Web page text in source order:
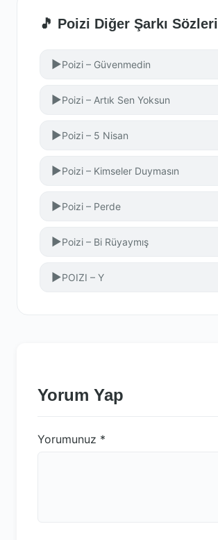
🎵 Poizi Diğer Şarkı Sözleri
▶Poizi – Güvenmedin
▶Poizi – Artık Sen Yoksun
▶Poizi – 5 Nisan
▶Poizi – Kimseler Duymasın
▶Poizi – Perde
▶Poizi – Bi Rüyaymış
▶POIZI – Y
Yorum Yap
Yorumunuz *